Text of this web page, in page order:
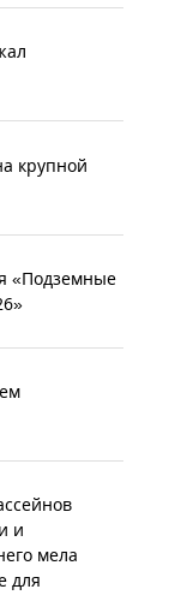
крупной
«Подземные
и
мела
для